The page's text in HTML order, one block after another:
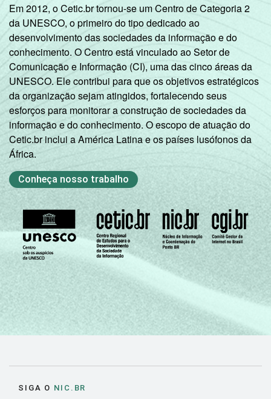
Em 2012, o Cetic.br tornou-se um Centro de Categoria 2
da UNESCO, o primeiro do tipo dedicado ao
desenvolvimento das sociedades da informação e do
conhecimento. O Centro está vinculado ao Setor de
Comunicação e Informação (CI), uma das cinco áreas da
UNESCO. Ele contribui para que os objetivos estratégicos
da organização sejam atingidos, fortalecendo seus
esforços para monitorar a construção de sociedades da
informação e do conhecimento. O escopo de atuação do
Cetic.br inclui a América Latina e os países lusófonos da
África.
Conheça nosso trabalho
SIGA O NIC.BR